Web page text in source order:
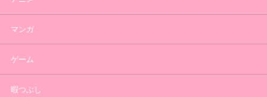
マンガ
ゲーム
暇つぶし